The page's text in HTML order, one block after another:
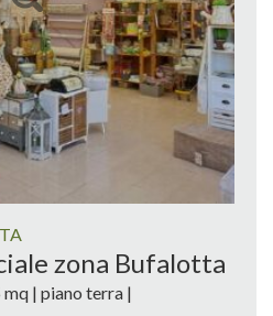
zona Bufalotta
| piano terra |